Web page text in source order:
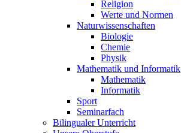
Religion
Werte und Normen
Naturwissenschaften
Biologie
Chemie
Physik
Mathematik und Informatik
Mathematik
Informatik
Sport
Seminarfach
Bilingualer Unterricht